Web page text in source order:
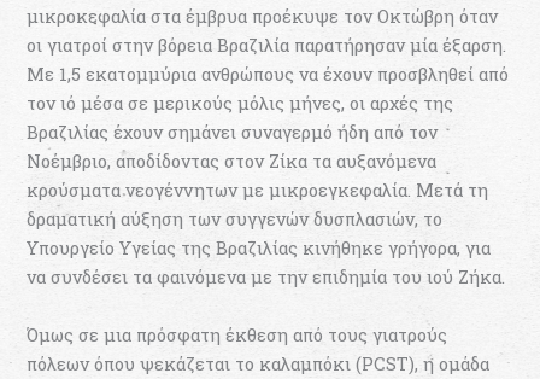
μικροκεφαλία στα έμβρυα προέκυψε τον Οκτώβρη όταν
οι γιατροί στην βόρεια Βραζιλία παρατήρησαν μία έξαρση.
Με 1,5 εκατομμύρια ανθρώπους να έχουν προσβληθεί από
τον ιό μέσα σε μερικούς μόλις μήνες, οι αρχές της
Βραζιλίας έχουν σημάνει συναγερμό ήδη από τον
Νοέμβριο, αποδίδοντας στον Ζίκα τα αυξανόμενα
κρούσματα νεογέννητων με μικροεγκεφαλία. Μετά τη
δραματική αύξηση των συγγενών δυσπλασιών, το
Υπουργείο Υγείας της Βραζιλίας κινήθηκε γρήγορα, για
να συνδέσει τα φαινόμενα με την επιδημία του ιού Ζήκα.
Όμως σε μια πρόσφατη έκθεση από τους γιατρούς
πόλεων όπου ψεκάζεται το καλαμπόκι (PCST), η ομάδα